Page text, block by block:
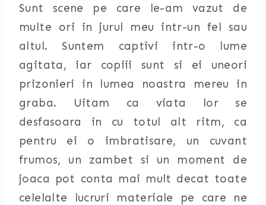
Sunt scene pe care le-am vazut de
multe ori in jurul meu intr-un fel sau
altul. Suntem captivi intr-o lume
agitata, iar copiii sunt si ei uneori
prizonieri in lumea noastra mereu in
graba. Uitam ca viata lor se
desfasoara in cu totul alt ritm, ca
pentru ei o imbratisare, un cuvant
frumos, un zambet si un moment de
joaca pot conta mai mult decat toate
celelalte lucruri materiale pe care ne